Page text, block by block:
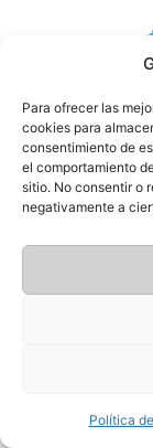
Para ofrecer las
cookies para
consentimiento de
el comportamiento
sitio. No consentir o
negativamente a
Política